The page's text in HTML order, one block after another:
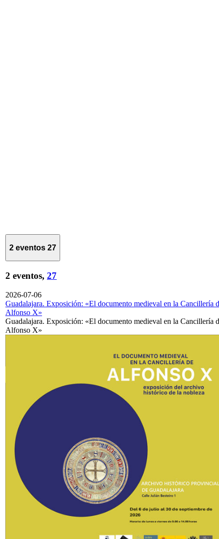
2 eventos 27
2 eventos, 27
2026-07-06
Guadalajara. Exposición: «El documento medieval en la Cancillería
Alfonso X»
Guadalajara. Exposición: «El documento medieval en la Cancillería
Alfonso X»